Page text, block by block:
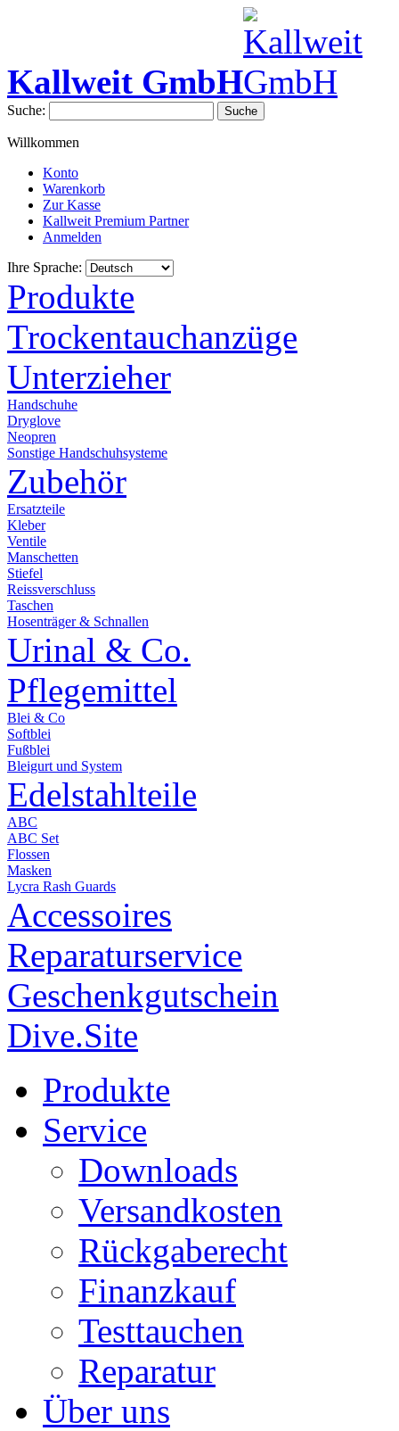
Kallweit GmbH
Suche: Suche
Willkommen
Konto
Warenkorb
Zur Kasse
Kallweit Premium Partner
Anmelden
Ihre Sprache:
Produkte
Trockentauchanzüge
Unterzieher
Handschuhe
Dryglove
Neopren
Sonstige Handschuhsysteme
Zubehör
Ersatzteile
Kleber
Ventile
Manschetten
Stiefel
Reissverschluss
Taschen
Hosenträger & Schnallen
Urinal & Co.
Pflegemittel
Blei & Co
Softblei
Fußblei
Bleigurt und System
Edelstahlteile
ABC
ABC Set
Flossen
Masken
Lycra Rash Guards
Accessoires
Reparaturservice
Geschenkgutschein
Dive.Site
Produkte
Service
Downloads
Versandkosten
Rückgaberecht
Finanzkauf
Testtauchen
Reparatur
Über uns